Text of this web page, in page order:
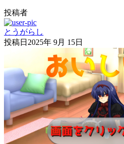
投稿者
とうがらし
投稿日 2025年 9月 15日